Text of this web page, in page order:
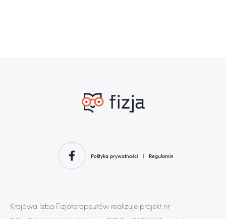
Polityka prywatności | Regulamin
Krajowa Izba Fizjoterapeutów realizuje projekt nr